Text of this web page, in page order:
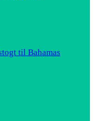
til Bahamas